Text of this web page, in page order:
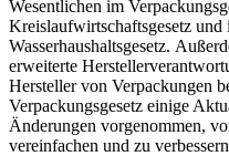
Wesentlichen im
Kreislaufwirtschaftsgesetz und
Wasserhaushaltsgesetz.
erweiterte
Hersteller von Verpackungen
Verpackungsgesetz einige
Änderungen vorgenommen,
vereinfachen und zu